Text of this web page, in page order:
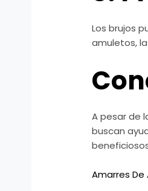
Los brujos
amuletos,
A pesar de
buscan
Amarres De